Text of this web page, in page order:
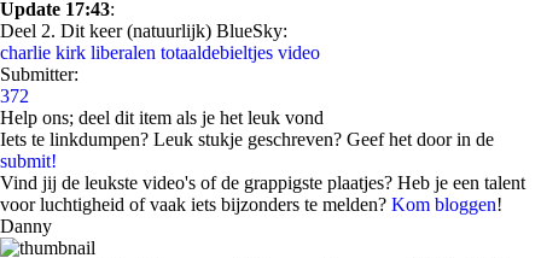
Update 17:43:
Deel 2. Dit keer (natuurlijk) BlueSky:
charlie kirk liberalen totaaldebieltjes video
Submitter:
372
Help ons; deel dit item als je het leuk vond
Iets te linkdumpen? Leuk stukje geschreven? Geef het door in de
submit!
Vind jij de leukste video's of de grappigste plaatjes? Heb je een talent
voor luchtigheid of vaak iets bijzonders te melden? Kom bloggen!
Danny